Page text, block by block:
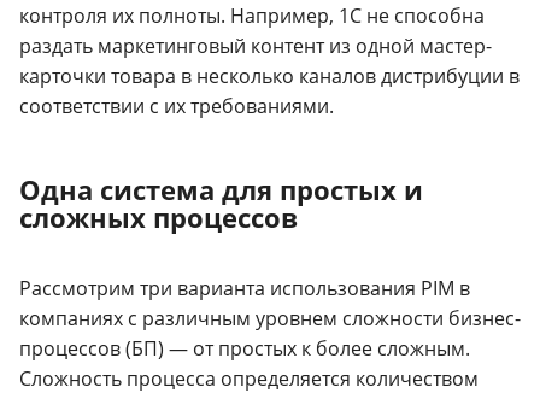
контроля их полноты. Например, 1С не способна
раздать маркетинговый контент из одной мастер-
карточки товара в несколько каналов дистрибуции в
соответствии с их требованиями.
Одна система для простых и
сложных процессов
Рассмотрим три варианта использования PIM в
компаниях с различным уровнем сложности бизнес-
процессов (БП) — от простых к более сложным.
Сложность процесса определяется количеством